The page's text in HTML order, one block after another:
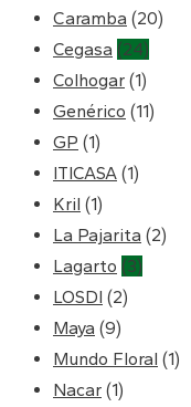
Caramba (20)
Cegasa (24)
Colhogar (1)
Genérico (11)
GP (1)
ITICASA (1)
Kril (1)
La Pajarita (2)
Lagarto (3)
LOSDI (2)
Maya (9)
Mundo Floral (1)
Nacar (1)